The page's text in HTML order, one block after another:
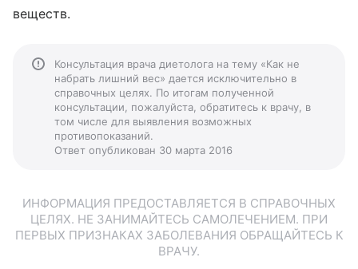
веществ.
Консультация врача диетолога на тему «Как не
набрать лишний вес» дается исключительно в
справочных целях. По итогам полученной
консультации, пожалуйста, обратитесь к врачу, в
том числе для выявления возможных
противопоказаний.
Ответ опубликован 30 марта 2016
ИНФОРМАЦИЯ ПРЕДОСТАВЛЯЕТСЯ В СПРАВОЧНЫХ
ЦЕЛЯХ. НЕ ЗАНИМАЙТЕСЬ САМОЛЕЧЕНИЕМ. ПРИ
ПЕРВЫХ ПРИЗНАКАХ ЗАБОЛЕВАНИЯ ОБРАЩАЙТЕСЬ К
ВРАЧУ.